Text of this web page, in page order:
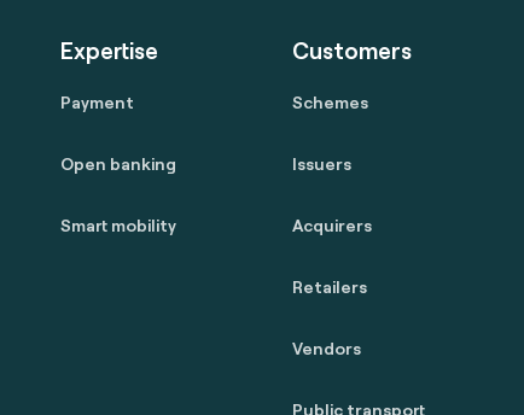
Expertise
Payment
Open banking
Smart mobility
Customers
Schemes
Issuers
Acquirers
Retailers
Vendors
Public transport